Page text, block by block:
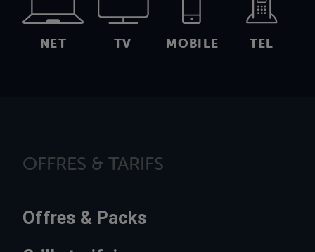
NET TV MOBILE TEL
OFFRES & TARIFS
Offres & Packs